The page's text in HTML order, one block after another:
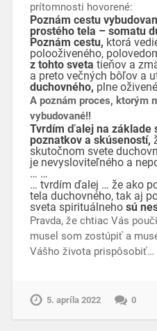
prítomnosti hovorené:
Poznám cestu
prostého tela – somatu
Poznám cestu, ktorá
polooživeného,
z tohto sveta tieňov a
a preto večných bôľov a
duchovného, plne
A poznám proces, ktorým
vybudované!!
Tvrdím ďalej na základe
poznatkov a skúseností,
skutočnom svete
je nevysloviteľného a
… …
… tvrdím ďalej … že ako
tela duchovného, tak aj
sveta spirituálneho sú
Pravda, že chtiac Vás
musel som zostúpiť a
Vášho života prispôsobiť…
5. apríla 2022 0